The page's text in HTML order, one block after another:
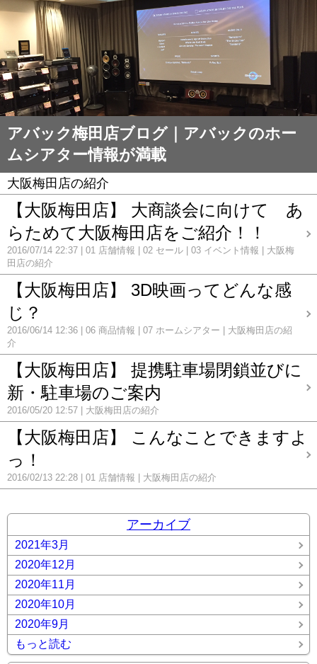
アバック梅田店ブログ｜アバックのホー
ムシアター情報が満載
大阪梅田店の紹介
【大阪梅田店】 大商談会に向けて あ
らためて大阪梅田店をご紹介！！
2016/07/14 22:37 01 店舗情報 02 セール 03 イベント情報
大阪梅
田店の紹介
【大阪梅田店】 3D映画ってどんな感
じ？
2016/06/14 12:36 06 商品情報 07 ホームシアター
大阪梅田店の紹
介
【大阪梅田店】 提携駐車場閉鎖並びに
新・駐車場のご案内
2016/05/20 12:57 大阪梅田店の紹介
【大阪梅田店】 こんなことできますよ
っ！
2016/02/13 22:28 01 店舗情報 大阪梅田店の紹介
アーカイブ
2021年3月
2020年12月
2020年11月
2020年10月
2020年9月
もっと読む